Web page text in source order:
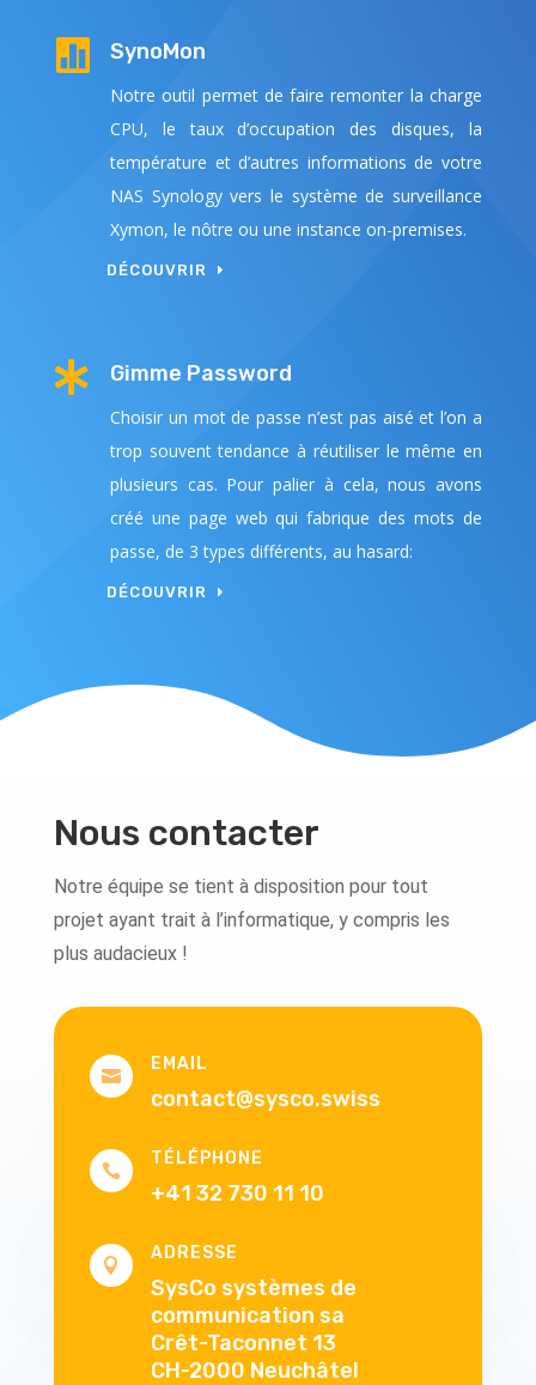
 SynoMon
Notre outil permet de faire remonter la charge
CPU, le taux d’occupation des disques, la
température et d’autres informations de votre
NAS Synology vers le système de surveillance
Xymon, le nôtre ou une instance on-premises.
DÉCOUVRIR
 Gimme Password
Choisir un mot de passe n’est pas aisé et l’on a
trop souvent tendance à réutiliser le même en
plusieurs cas. Pour palier à cela, nous avons
créé une page web qui fabrique des mots de
passe, de 3 types différents, au hasard:
DÉCOUVRIR
Nous contacter
Notre équipe se tient à disposition pour tout
projet ayant trait à l’informatique, y compris les
plus audacieux !

EMAIL
contact@sysco.swiss

TÉLÉPHONE
+41 32 730 11 10

ADRESSE
SysCo systèmes de
communication sa
Crêt-Taconnet 13
CH-2000 Neuchâtel